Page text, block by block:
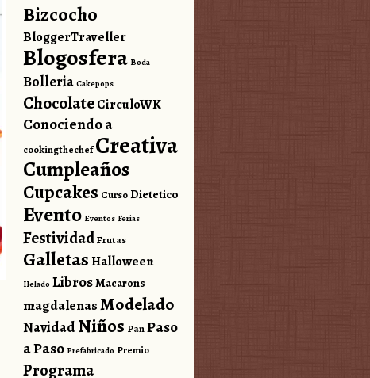
Bizcocho
BloggerTraveller
Blogosfera Boda
Bolleria Cakepops
ChocolateCirculoWK
Conociendo a
cookingthechef Creativa
Cumpleaños
Cupcakes CursoDietetico
Evento Eventos Ferias
FestividadFrutas
GalletasHalloween
Helado LibrosMacarons
magdalenasModelado
NavidadNiños PanPaso
a Paso Prefabricado Premio
Programa